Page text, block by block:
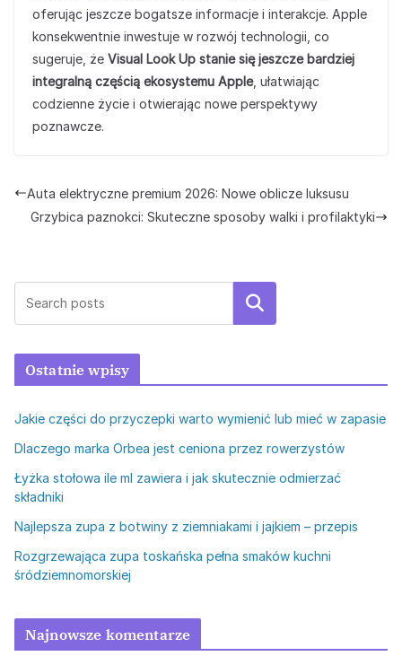
oferując jeszcze bogatsze informacje i interakcje. Apple
konsekwentnie inwestuje w rozwój technologii, co
sugeruje, że Visual Look Up stanie się jeszcze bardziej
integralną częścią ekosystemu Apple, ułatwiając
codzienne życie i otwierając nowe perspektywy
poznawcze.
Auta elektryczne premium 2026: Nowe oblicze luksusu
Grzybica paznokci: Skuteczne sposoby walki i profilaktyki
Szukaj
Ostatnie wpisy
Jakie części do przyczepki warto wymienić lub mieć w zapasie
Dlaczego marka Orbea jest ceniona przez rowerzystów
Łyżka stołowa ile ml zawiera i jak skutecznie odmierzać
składniki
Najlepsza zupa z botwiny z ziemniakami i jajkiem – przepis
Rozgrzewająca zupa toskańska pełna smaków kuchni
śródziemnomorskiej
Najnowsze komentarze